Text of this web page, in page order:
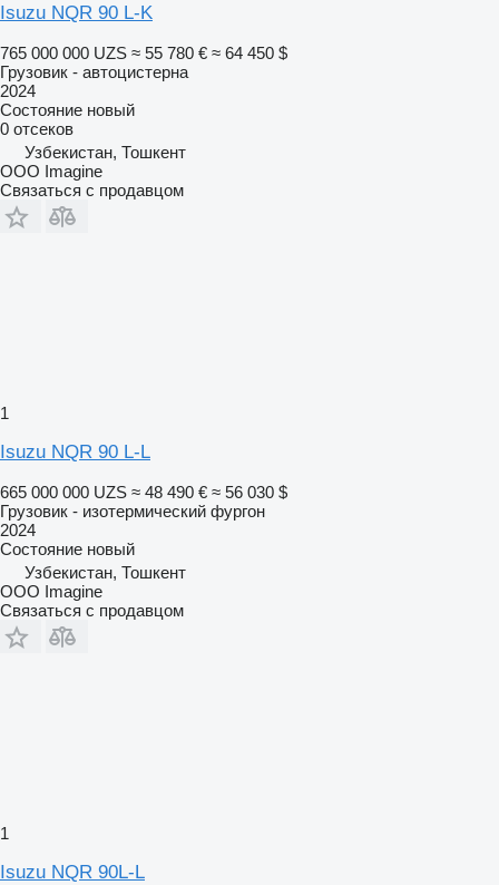
Isuzu NQR 90 L-K
765 000 000 UZS ≈ 55 780 € ≈ 64 450 $
Грузовик - автоцистерна
2024
Состояние новый
0 отсеков
Узбекистан, Тошкент
OOO Imagine
Связаться с продавцом
1
Isuzu NQR 90 L-L
665 000 000 UZS ≈ 48 490 € ≈ 56 030 $
Грузовик - изотермический фургон
2024
Состояние новый
Узбекистан, Тошкент
OOO Imagine
Связаться с продавцом
1
Isuzu NQR 90L-L